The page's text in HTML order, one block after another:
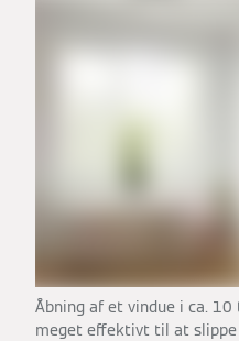
Åbning af et vindue i ca.
meget effektivt til at